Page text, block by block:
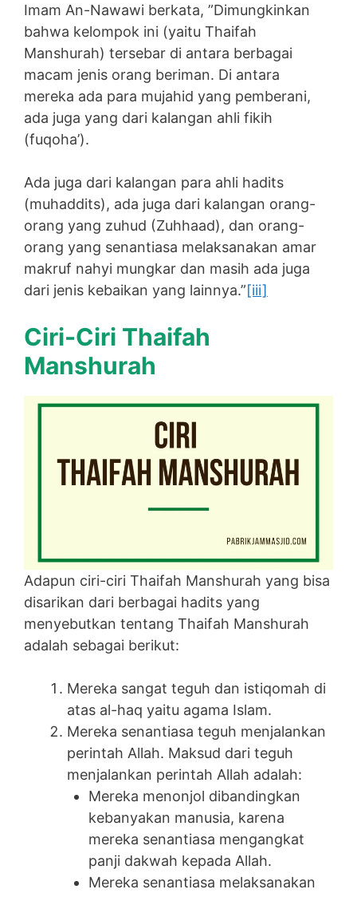
Imam An-Nawawi berkata, ”Dimungkinkan
bahwa kelompok ini (yaitu Thaifah
Manshurah) tersebar di antara berbagai
macam jenis orang beriman. Di antara
mereka ada para mujahid yang pemberani,
ada juga yang dari kalangan ahli fikih
(fuqoha’).
Ada juga dari kalangan para ahli hadits
(muhaddits), ada juga dari kalangan orang-
orang yang zuhud (Zuhhaad), dan orang-
orang yang senantiasa melaksanakan amar
makruf nahyi mungkar dan masih ada juga
dari jenis kebaikan yang lainnya.”[iii]
Ciri-Ciri Thaifah
Manshurah
Adapun ciri-ciri Thaifah Manshurah yang bisa
disarikan dari berbagai hadits yang
menyebutkan tentang Thaifah Manshurah
adalah sebagai berikut:
Mereka sangat teguh dan istiqomah di
atas al-haq yaitu agama Islam.
Mereka senantiasa teguh menjalankan
perintah Allah. Maksud dari teguh
menjalankan perintah Allah adalah:
Mereka menonjol dibandingkan
kebanyakan manusia, karena
mereka senantiasa mengangkat
panji dakwah kepada Allah.
Mereka senantiasa melaksanakan